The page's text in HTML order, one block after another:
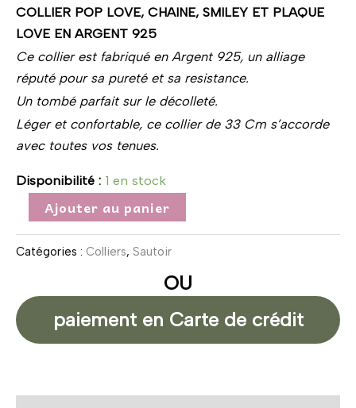
COLLIER POP LOVE, CHAINE, SMILEY ET PLAQUE
LOVE EN ARGENT 925
Ce collier est fabriqué en Argent 925, un alliage
réputé pour sa pureté et sa resistance.
Un tombé parfait sur le décolleté.
Léger et confortable, ce collier de 33 Cm s’accorde
avec toutes vos tenues.
Disponibilité : 1 en stock
Ajouter au panier
Catégories : Colliers, Sautoir
OU
paiement en Carte de crédit